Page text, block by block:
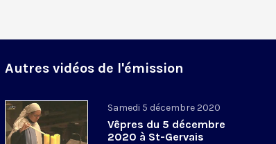
Autres vidéos de l'émission
Samedi 5 décembre 2020
Vêpres du 5 décembre
2020 à St-Gervais